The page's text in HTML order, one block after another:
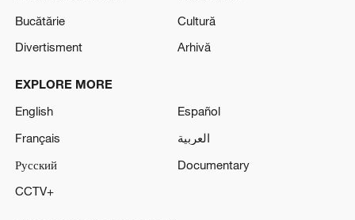
Bucătărie
Cultură
Divertisment
Arhivă
EXPLORE MORE
English
Español
Français
العربية
Русский
Documentary
CCTV+